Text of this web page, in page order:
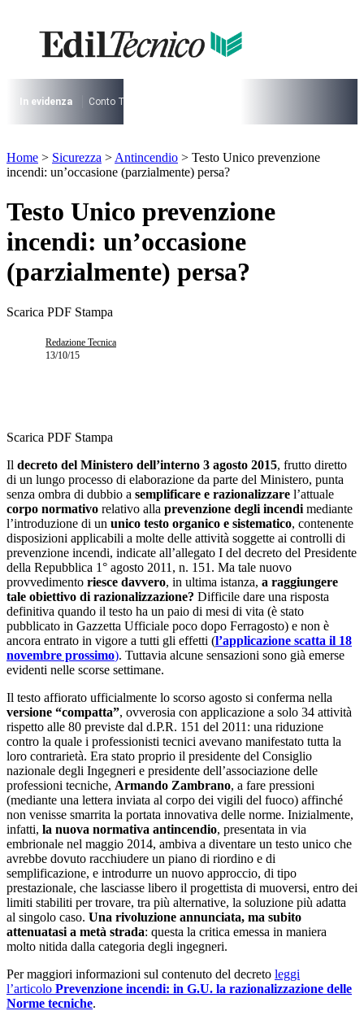
contenuto
I più cercati
Lorem ipsum dolor sit amet consectetur
Lorem ipsum dolor sit amet consectetur
In evidenza Conto Termico
I più cercati
Lorem ipsum dolor sit amet consectetur
Lorem ipsum dolor sit amet consectetur
Home > Sicurezza > Antincendio > Testo Unico prevenzione
incendi: un’occasione (parzialmente) persa?
Testo Unico prevenzione
incendi: un’occasione
(parzialmente) persa?
Scarica PDF Stampa
Redazione Tecnica
13/10/15
Scarica PDF Stampa
Il decreto del Ministero dell’interno 3 agosto 2015, frutto diretto
di un lungo processo di elaborazione da parte del Ministero, punta
senza ombra di dubbio a semplificare e razionalizzare l’attuale
corpo normativo relativo alla prevenzione degli incendi mediante
l’introduzione di un unico testo organico e sistematico, contenente
disposizioni applicabili a molte delle attività soggette ai controlli di
prevenzione incendi, indicate all’allegato I del decreto del Presidente
della Repubblica 1° agosto 2011, n. 151. Ma tale nuovo
provvedimento riesce davvero, in ultima istanza, a raggiungere
tale obiettivo di razionalizzazione? Difficile dare una risposta
definitiva quando il testo ha un paio di mesi di vita (è stato
pubblicato in Gazzetta Ufficiale poco dopo Ferragosto) e non è
ancora entrato in vigore a tutti gli effetti (l’applicazione scatta il 18
novembre prossimo). Tuttavia alcune sensazioni sono già emerse
evidenti nelle scorse settimane.
Il testo affiorato ufficialmente lo scorso agosto si conferma nella
versione “compatta”, ovverosia con applicazione a solo 34 attività
rispetto alle 80 previste dal d.P.R. 151 del 2011: una riduzione
contro la quale i professionisti tecnici avevano manifestato tutta la
loro contrarietà. Era stato proprio il presidente del Consiglio
nazionale degli Ingegneri e presidente dell’associazione delle
professioni tecniche, Armando Zambrano, a fare pressioni
(mediante una lettera inviata al corpo dei vigili del fuoco) affinché
non venisse smarrita la portata innovativa delle norme. Inizialmente,
infatti, la nuova normativa antincendio, presentata in via
embrionale nel maggio 2014, ambiva a diventare un testo unico che
avrebbe dovuto racchiudere un piano di riordino e di
semplificazione, e introdurre un nuovo approccio, di tipo
prestazionale, che lasciasse libero il progettista di muoversi, entro dei
limiti stabiliti per trovare, tra più alternative, la soluzione più adatta
al singolo caso. Una rivoluzione annunciata, ma subito
attenuatasi a metà strada: questa la critica emessa in maniera
molto nitida dalla categoria degli ingegneri.
Per maggiori informazioni sul contenuto del decreto leggi
l’articolo Prevenzione incendi: in G.U. la razionalizzazione delle
Norme tecniche.